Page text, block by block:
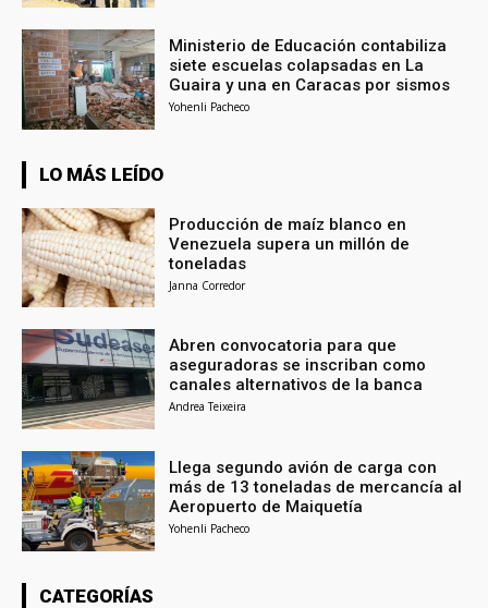
Ministerio de Educación contabiliza
siete escuelas colapsadas en La
Guaira y una en Caracas por sismos
Yohenli Pacheco
LO MÁS LEÍDO
Producción de maíz blanco en
Venezuela supera un millón de
toneladas
Janna Corredor
Abren convocatoria para que
aseguradoras se inscriban como
canales alternativos de la banca
Andrea Teixeira
Llega segundo avión de carga con
más de 13 toneladas de mercancía al
Aeropuerto de Maiquetía
Yohenli Pacheco
CATEGORÍAS